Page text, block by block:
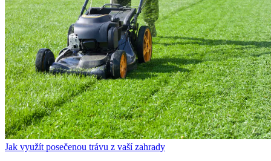
Jak využít posečenou trávu z vaší zahrady